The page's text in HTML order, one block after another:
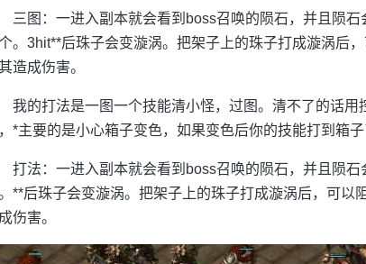
三图：一进入副本就会看到boss召唤的陨石，并且陨
。3hit**后珠子会变漩涡。把架子上的珠子打成漩涡后
造成伤害。
我的打法是一图一个技能清小怪，过图。清不了的话
*主要的是小心箱子变色，如果变色后你的技能打到箱子
打法：一进入副本就会看到boss召唤的陨石，并且陨
**后珠子会变漩涡。把架子上的珠子打成漩涡后，可以
伤害。